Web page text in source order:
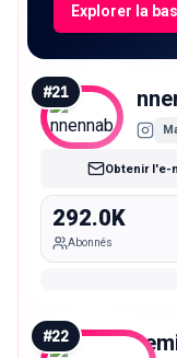
Explorer la
#21
Obtenir l'e-
292.0K
Abonnés
#22